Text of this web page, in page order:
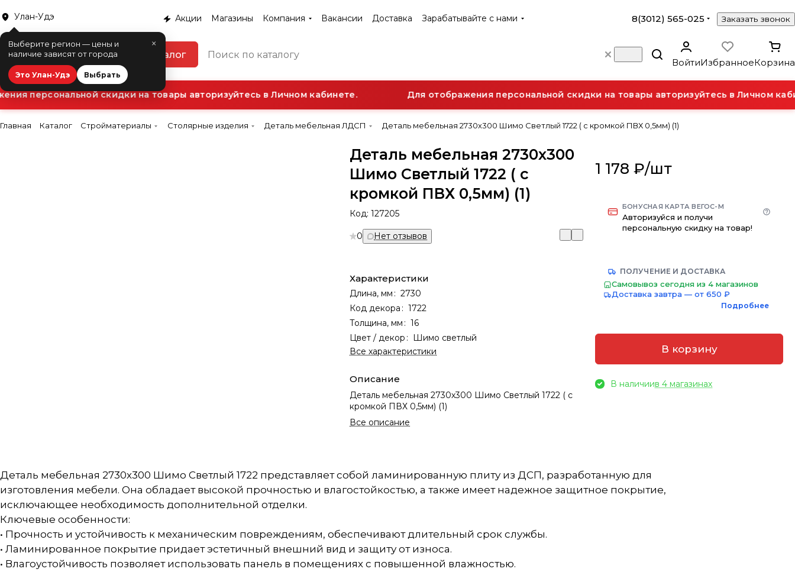
Улан-Удэ
×
Выберите регион — цены и
наличие зависят от города
Это Улан-Удэ Выбрать
Акции Магазины Компания Вакансии Доставка Зарабатывайте с нами 8(3012) 565-025 Заказать звонок
Каталог
ВойтиИзбранноеКорзина
персональной скидки на товары авторизуйтесь в Личном кабинете. Для отображения персональной скидки на товары авторизуйтесь в Личном
Главная Каталог Стройматериалы Столярные изделия Деталь мебельная ЛДСП Деталь мебельная 2730х300 Шимо Светлый 1722 ( с кромкой ПВХ 0,5мм) (1)
Деталь мебельная 2730х300
Шимо Светлый 1722 ( с
кромкой ПВХ 0,5мм) (1)
Код:127205
0 Нет отзывов
Характеристики
Длина, мм : 2730
Код декора : 1722
Толщина, мм : 16
Цвет / декор : Шимо светлый
Все характеристики
Описание
Деталь мебельная 2730х300 Шимо Светлый 1722 ( с
кромкой ПВХ 0,5мм) (1)
Все описание
1 178 ₽/шт
БОНУСНАЯ КАРТА ВЕГОС-М
Авторизуйся и получи
персональную скидку на товар!
ПОЛУЧЕНИЕ И ДОСТАВКА
Самовывоз сегодня из 4 магазинов
Доставка завтра — от 650 ₽
Подробнее
В корзину
В наличиив 4 магазинах
Деталь мебельная 2730х300 Шимо Светлый 1722 представляет собой ламинированную плиту из ДСП, разработанную для
изготовления мебели. Она обладает высокой прочностью и влагостойкостью, а также имеет надежное защитное покрытие,
исключающее необходимость дополнительной отделки.
Ключевые особенности:
• Прочность и устойчивость к механическим повреждениям, обеспечивают длительный срок службы.
• Ламинированное покрытие придает эстетичный внешний вид и защиту от износа.
• Влагоустойчивость позволяет использовать панель в помещениях с повышенной влажностью.